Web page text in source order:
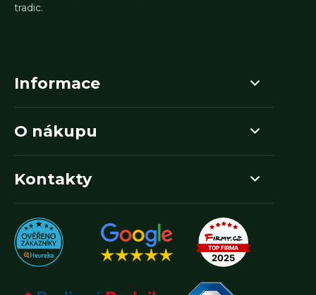
tradic.
Informace
O nákupu
Kontakty